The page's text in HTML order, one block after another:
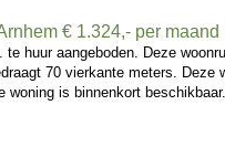
€ 1.324,- per maand
te huur aangeboden. Deze
70 vierkante meters. Deze
woning is binnenkort